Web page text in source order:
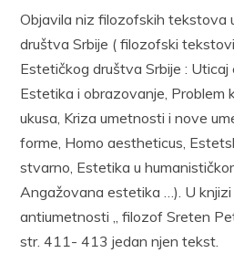
Objavila niz filozofskih tekstova
društva Srbije ( filozofski
Estetičkog društva Srbije :
Estetika i obrazovanje, Problem
ukusa, Kriza umetnosti i nove
forme, Homo aestheticus,
stvarno, Estetika u
Angažovana estetika …). U knjizi
antiumetnosti „ filozof Sreten
str. 411- 413 jedan njen tekst.